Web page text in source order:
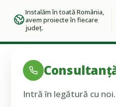
Instalăm în toată România,
avem proiecte în fiecare
județ.
Intră în legătură cu noi.